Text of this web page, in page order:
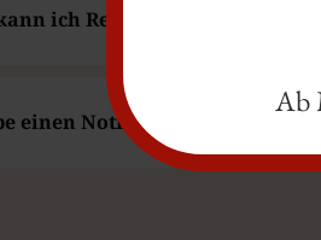
ich Rezepte und
einen Notfall, wo bekomme
Ab